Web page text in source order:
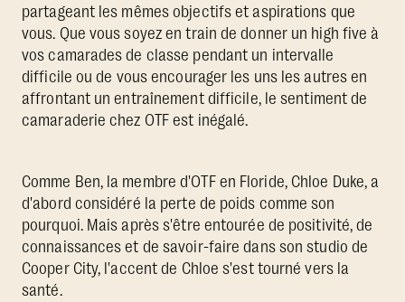
partageant les mêmes objectifs et aspirations que
vous. Que vous soyez en train de donner un high five à
vos camarades de classe pendant un intervalle
difficile ou de vous encourager les uns les autres en
affrontant un entraînement difficile, le sentiment de
camaraderie chez OTF est inégalé.
Comme Ben, la membre d'OTF en Floride, Chloe Duke, a
d'abord considéré la perte de poids comme son
pourquoi. Mais après s'être entourée de positivité, de
connaissances et de savoir-faire dans son studio de
Cooper City, l'accent de Chloe s'est tourné vers la
santé.